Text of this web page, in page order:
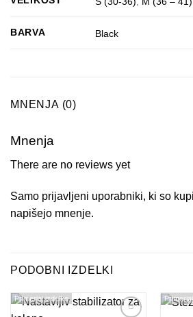
BARVA Black
MNENJA (0)
Mnenja
There are no reviews yet
Samo prijavljeni uporabniki, ki so
napišejo mnenje.
PODOBNI IZDELKI
Primerjaj izdelke